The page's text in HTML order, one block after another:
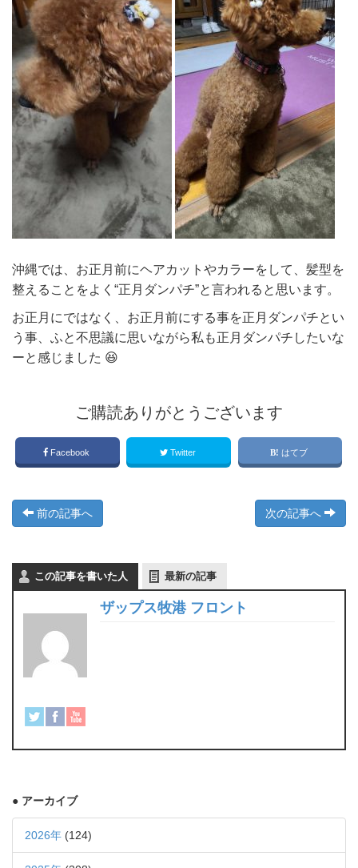
沖縄では、お正月前にヘアカットやカラーをして、髪型を
整えることをよく“正月ダンパチ”と言われると思います。
お正月にではなく、お正月前にする事を正月ダンパチとい
う事、ふと不思議に思いながら私も正月ダンパチしたいな
ーと感じました 😆
ご購読ありがとうございます
Facebook Twitter はてブ
前の記事へ 次の記事へ
この記事を書いた人 最新の記事
ザップス牧港 フロント
● アーカイブ
2026年 (124)